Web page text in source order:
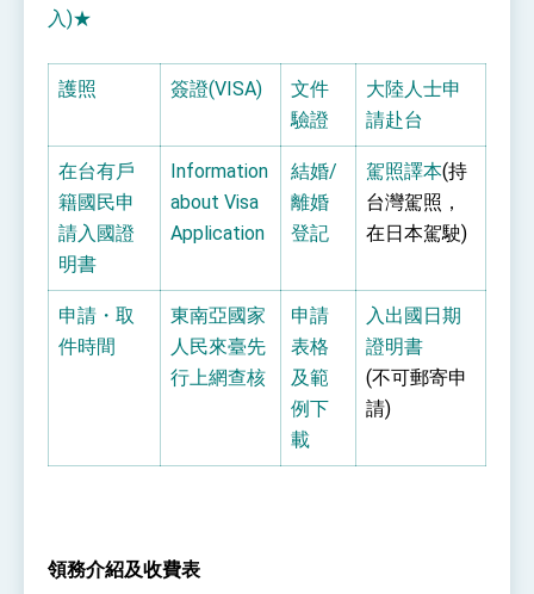
世界 需要台灣，團結合作方能守護繁榮
外交部長林佳龍出席《台灣光華雜誌》50週年慶
「見證蛻變，分享世界的光華」開幕式，期許數
明臺美合作三大戰略方向 盼與民主夥伴共同引
領 下一個世代的繁榮
外交部長林佳龍接受印尼「時代雜誌」專訪，闡
述印太安全局勢，籲深化台印尼半導體供應鏈合
外交部長林佳龍午宴歡迎美國聯邦參議員蓋耶哥
會」訪問團一行，深化跨大西洋戰略夥伴關係
臺美經貿談判獲階段性成果 卓揆期勉爭取時間完
成「臺美對等貿易協定」簽署
卓揆：臺美關稅談判階段性結果有助臺灣取得有
利戰略地位 全力支持「臺美對等貿易協定」簽署
外交部與數位發展部攜手合作，整合台灣雄厚數
位實力，達成固邦榮邦目標
總統以「韌性之島，希望之光」為題發表2026新
入)★
護照 簽證(VISA)
文件
驗證
大陸人士申
請赴台
在台有戶
籍國民申
請入國證
明書
Information
about Visa
Application
結婚/
離婚
登記
駕照譯本(持
台灣駕照，
在日本駕駛)
申請・取
件時間
東南亞國家
人民來臺先
行上網查核
申請
表格
及範
例下
載
入出國日期
證明書
(不可郵寄申
請)
領務介紹及收費表